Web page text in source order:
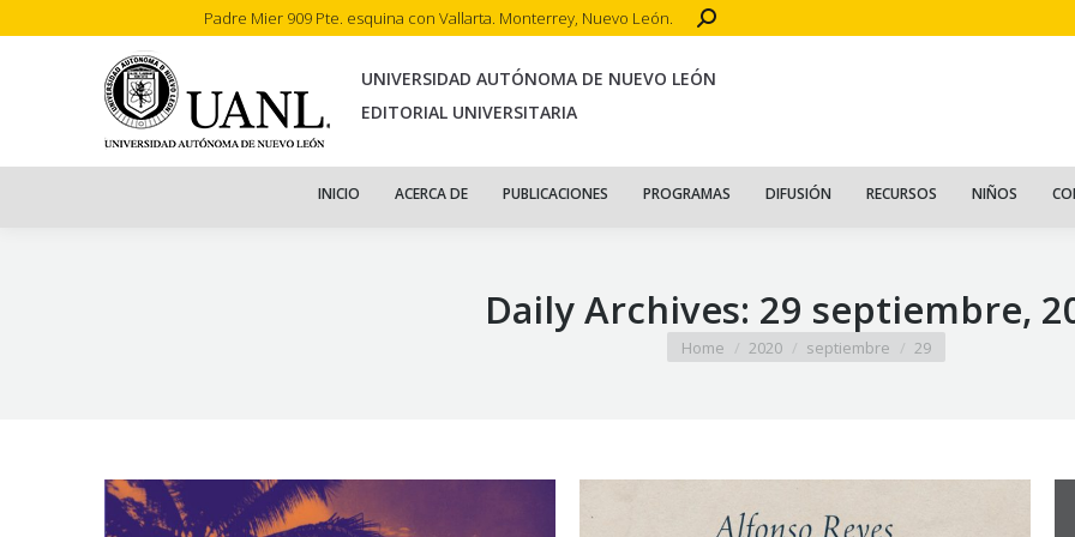
Padre Mier 909 Pte. esquina con Vallarta. Monterrey, Nuevo León. Search:
UNIVERSIDAD AUTÓNOMA DE NUEVO LEÓN
EDITORIAL UNIVERSITARIA
INICIO ACERCA DE PUBLICACIONES PROGRAMAS DIFUSIÓN RECURSOS NIÑOS
Daily Archives: 29 septiembre,
You are here:
Home 2020 septiembre 29
INICIO ACERCA DE PUBLICACIONES PROGRAMAS DIFUSIÓN